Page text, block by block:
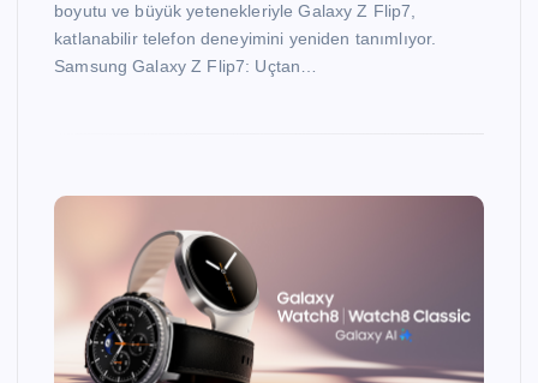
boyutu ve büyük yetenekleriyle Galaxy Z Flip7,
katlanabilir telefon deneyimini yeniden tanımlıyor.
Samsung Galaxy Z Flip7: Uçtan…